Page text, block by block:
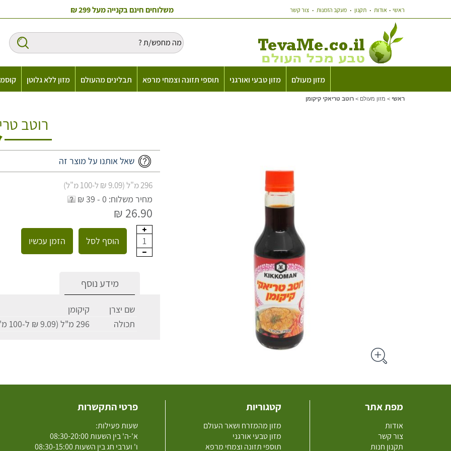
ראשי אודות תקנון מעקב הזמנות צור קשר משלוחים חינם בקנייה מעל 299 ₪
מזון מעולם מזון טבעי ואורגני תוספי תזונה וצמחי מרפא תבלינים מהעולם מזון ללא גלוטן
ראשי > מזון מעולם > רוטב טריאקי קיקומן
רוטב
שאל אותנו על מוצר זה
296 מ"ל (9.09 ₪ ל-100 מ"ל)
מחיר משלוח: 0 - 39 ₪
26.90 ₪
1 הוסף לסל הזמן עכשיו
מידע נוסף
שם יצרן
קיקומן
תכולה
296 מ"ל (9.09 ₪ ל-100 מ"ל)
מפת אתר
אודות
צור קשר
תקנון חנות
קטגוריות
מזון מהמזרח ושאר העולם
מזון טבעי אורגני
תוספי תזונה וצמחי מרפא
פרטי התקשרות
שעות פעילות:
א'-ה' בין השעות 08:30-20:00
ו' וערבי חג בין השעות 08:30-15:00